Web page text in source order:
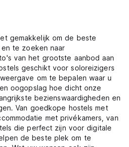
gemakkelijk om de beste
te zoeken naar
van het grootste aanbod aan
geschikt voor soloreizigers
om te bepalen waar u
oogopslag hoe dicht onze
bezienswaardigheden en
Van goedkope hostels met
met privékamers, van
die perfect zijn voor digitale
de beste plek om te